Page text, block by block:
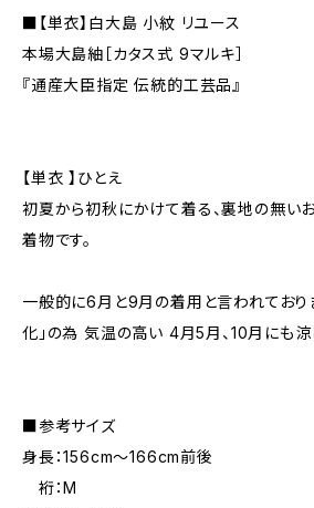
■【単衣】白大島 小紋 リユース
本場大島紬［カタス式 9マルキ］
『通産大臣指定 伝統的工芸品』
【単衣 】ひとえ
初夏から初秋にかけて着る、裏地の無い
着物です。
一般的に6月と9月の着用と言われており
化」の為 気温の高い 4月5月、10月にも涼
■参考サイズ
身長：156cm～166cm前後
裄：M